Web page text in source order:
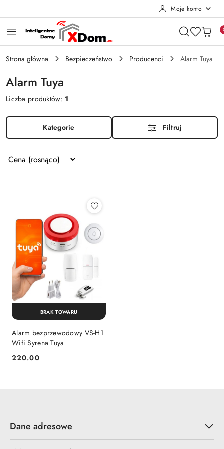
Moje konto
Strona główna Bezpieczeństwo Producenci Alarm Tuya
Alarm Tuya
Liczba produktów: 1
Kategorie Filtruj
Zastosowano
sortowanie:
Sortuj
według
Alarm bezprzewodowy VS-H1
Wifi Syrena Tuya
Cena:
220.00
BRAK TOWARU
Dane adresowe